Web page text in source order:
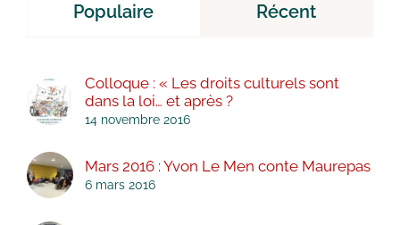
Populaire Récent
Colloque : « Les droits culturels sont
dans la loi… et après ?
14 novembre 2016
Mars 2016 : Yvon Le Men conte Maurepas
6 mars 2016